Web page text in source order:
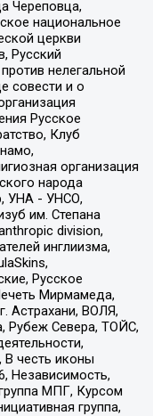
Череповца,
национальное
церкви
Русский
нелегальной
совести и о
Русское
Клуб
организация
народа
УНА - УНСО,
им. Степана
division,
инглиизма,
Русское
Мирмамеда,
Астрахани, ВОЛЯ,
Рубеж Севера, ТОЙС,
честь иконы
Независимость,
МПГ, Курсом
группа,